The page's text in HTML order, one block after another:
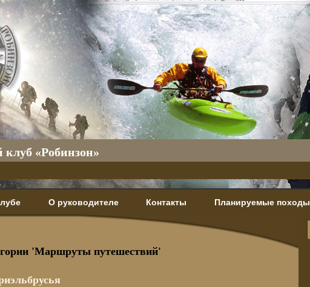
клуб «Робинзон»
О руководителе Контакты Планируемые походы
'Маршруты путешествий'